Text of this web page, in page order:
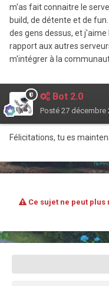
m'as fait connaitre le
build, de détente et de
des gens dessus, et
rapport aux autres
m'intégrer à la
Bot 2.0
Posté 27 décembre
Félicitations, tu es
Ce sujet ne peut